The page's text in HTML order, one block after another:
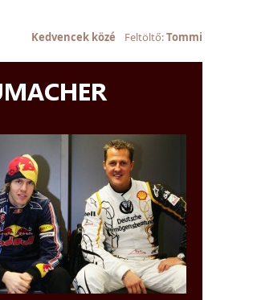
Feltöltő:Tommi
Kedvencek közé